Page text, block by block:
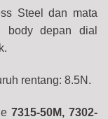
Steel dan mata
body depan dial
rentang: 8.5N.
7315-50M, 7302-